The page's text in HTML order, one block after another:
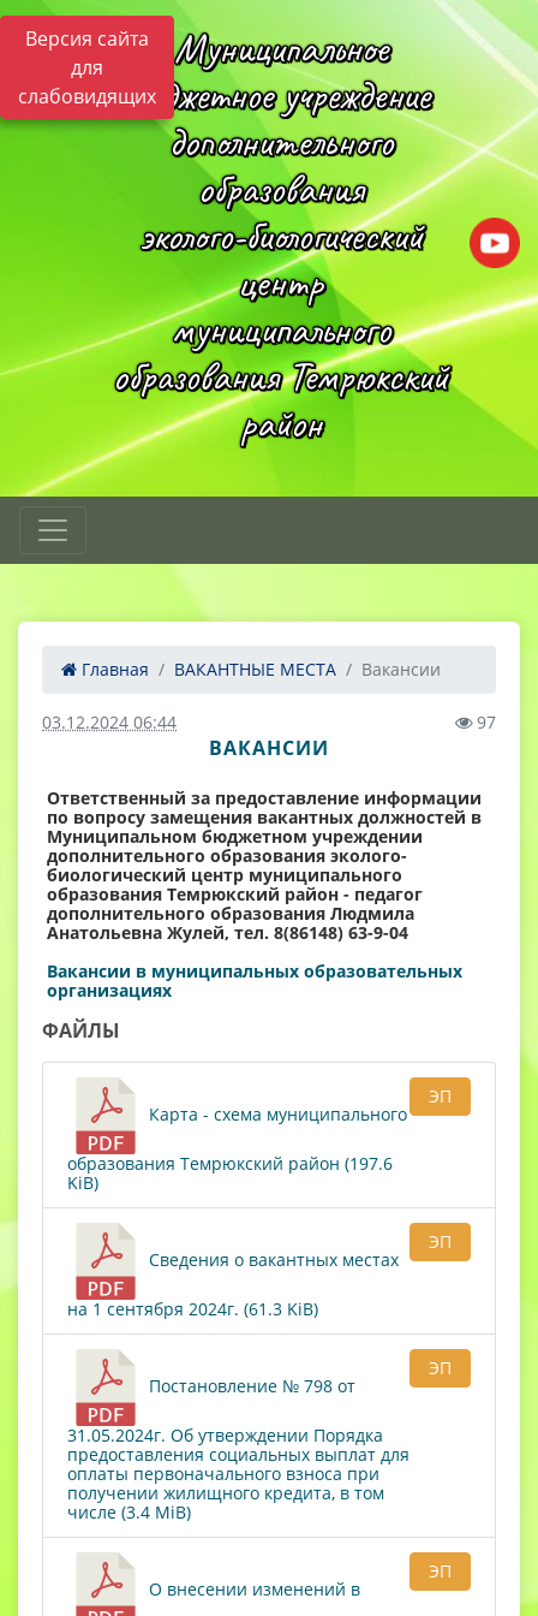
Версия сайта
для
слабовидящих
Муниципальное
бюджетное учреждение
дополнительного
образования
эколого-биологический
центр
муниципального
образования Темрюкский
район
Главная ВАКАНТНЫЕ МЕСТА Вакансии
03.12.2024 06:44 97
ВАКАНСИИ
Ответственный за предоставление информации
по вопросу замещения вакантных должностей в
Муниципальном бюджетном учреждении
дополнительного образования эколого-
биологический центр муниципального
образования Темрюкский район - педагог
дополнительного образования Людмила
Анатольевна Жулей, тел. 8(86148) 63-9-04
Вакансии в муниципальных образовательных
организациях
ФАЙЛЫ
Карта - схема муниципального
образования Темрюкский район (197.6
KiB)
ЭП
Сведения о вакантных местах
на 1 сентября 2024г. (61.3 KiB)
ЭП
Постановление № 798 от
31.05.2024г. Об утверждении Порядка
предоставления социальных выплат для
оплаты первоначального взноса при
получении жилищного кредита, в том
числе (3.4 MiB)
ЭП
О внесении изменений в
ЭП